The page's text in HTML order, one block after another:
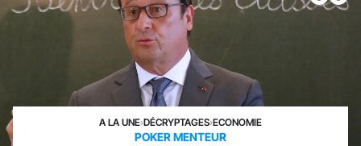
A LA UNE›DÉCRYPTAGES›ECONOMIE
POKER MENTEUR